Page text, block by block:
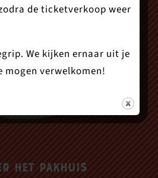
Het Pakhuis
de ticketverkoop weer
We kijken ernaar uit je
mogen verwelkomen!